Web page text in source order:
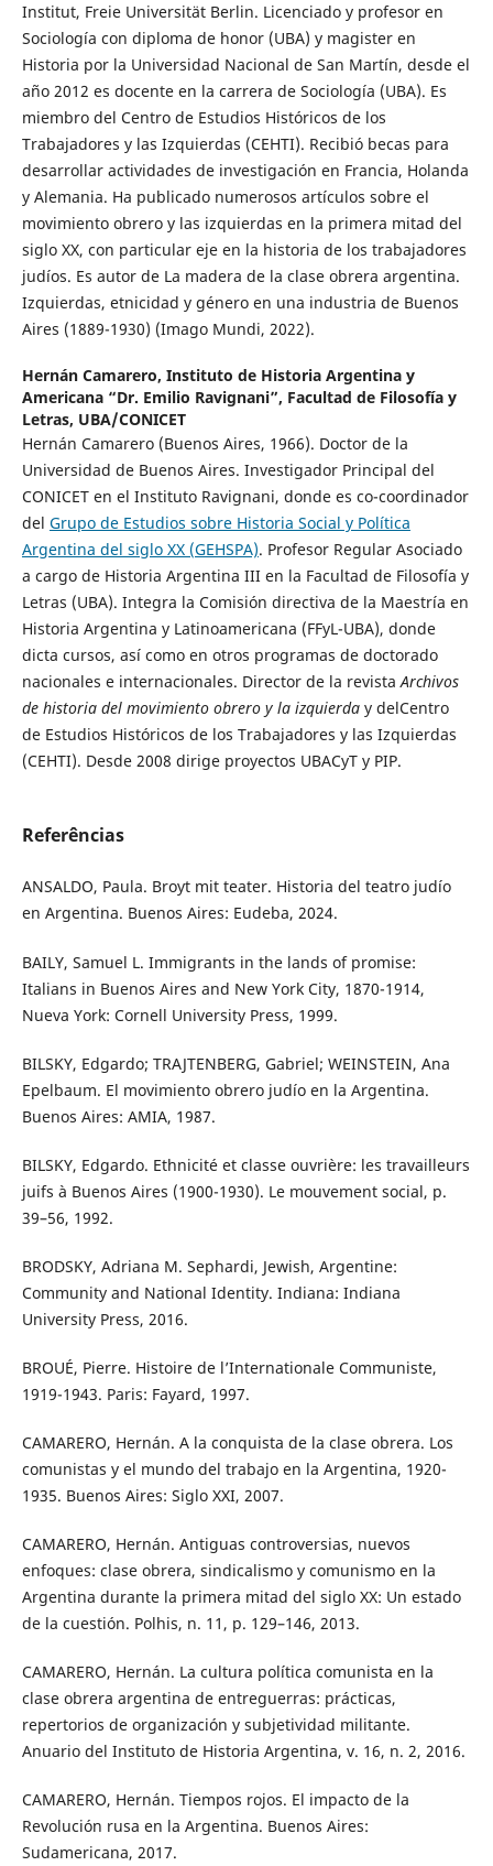
Institut, Freie Universität Berlin. Licenciado y profesor en
Sociología con diploma de honor (UBA) y magister en
Historia por la Universidad Nacional de San Martín, desde el
año 2012 es docente en la carrera de Sociología (UBA). Es
miembro del Centro de Estudios Históricos de los
Trabajadores y las Izquierdas (CEHTI). Recibió becas para
desarrollar actividades de investigación en Francia, Holanda
y Alemania. Ha publicado numerosos artículos sobre el
movimiento obrero y las izquierdas en la primera mitad del
siglo XX, con particular eje en la historia de los trabajadores
judíos. Es autor de La madera de la clase obrera argentina.
Izquierdas, etnicidad y género en una industria de Buenos
Aires (1889-1930) (Imago Mundi, 2022).
Hernán Camarero, Instituto de Historia Argentina y
Americana “Dr. Emilio Ravignani”, Facultad de Filosofía y
Letras, UBA/CONICET
Hernán Camarero (Buenos Aires, 1966). Doctor de la
Universidad de Buenos Aires. Investigador Principal del
CONICET en el Instituto Ravignani, donde es co-coordinador
del Grupo de Estudios sobre Historia Social y Política
Argentina del siglo XX (GEHSPA). Profesor Regular Asociado
a cargo de Historia Argentina III en la Facultad de Filosofía y
Letras (UBA). Integra la Comisión directiva de la Maestría en
Historia Argentina y Latinoamericana (FFyL-UBA), donde
dicta cursos, así como en otros programas de doctorado
nacionales e internacionales. Director de la revistaArchivos
de historia del movimiento obrero y la izquierday delCentro
de Estudios Históricos de los Trabajadores y las Izquierdas
(CEHTI). Desde 2008 dirige proyectos UBACyT y PIP.
Referências
ANSALDO, Paula. Broyt mit teater. Historia del teatro judío
en Argentina. Buenos Aires: Eudeba, 2024.
BAILY, Samuel L. Immigrants in the lands of promise:
Italians in Buenos Aires and New York City, 1870-1914,
Nueva York: Cornell University Press, 1999.
BILSKY, Edgardo; TRAJTENBERG, Gabriel; WEINSTEIN, Ana
Epelbaum. El movimiento obrero judío en la Argentina.
Buenos Aires: AMIA, 1987.
BILSKY, Edgardo. Ethnicité et classe ouvrière: les travailleurs
juifs à Buenos Aires (1900-1930). Le mouvement social, p.
39–56, 1992.
BRODSKY, Adriana M. Sephardi, Jewish, Argentine:
Community and National Identity. Indiana: Indiana
University Press, 2016.
BROUÉ, Pierre. Histoire de l’Internationale Communiste,
1919-1943. Paris: Fayard, 1997.
CAMARERO, Hernán. A la conquista de la clase obrera. Los
comunistas y el mundo del trabajo en la Argentina, 1920-
1935. Buenos Aires: Siglo XXI, 2007.
CAMARERO, Hernán. Antiguas controversias, nuevos
enfoques: clase obrera, sindicalismo y comunismo en la
Argentina durante la primera mitad del siglo XX: Un estado
de la cuestión. Polhis, n. 11, p. 129–146, 2013.
CAMARERO, Hernán. La cultura política comunista en la
clase obrera argentina de entreguerras: prácticas,
repertorios de organización y subjetividad militante.
Anuario del Instituto de Historia Argentina, v. 16, n. 2, 2016.
CAMARERO, Hernán. Tiempos rojos. El impacto de la
Revolución rusa en la Argentina. Buenos Aires:
Sudamericana, 2017.